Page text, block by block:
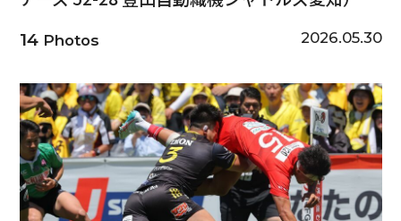
14Photos 2026.05.30